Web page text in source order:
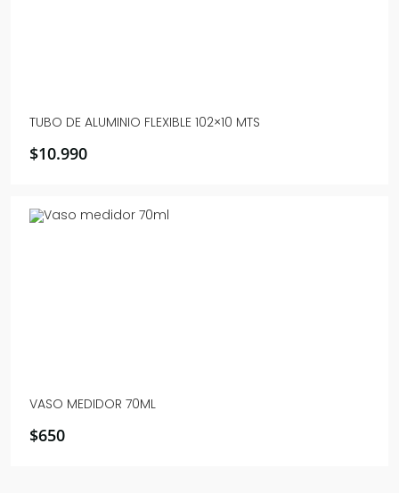
TUBO DE ALUMINIO FLEXIBLE 102×10 MTS
$10.990
VASO MEDIDOR 70ML
$650